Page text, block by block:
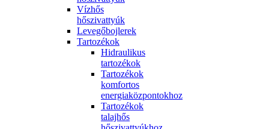
Vízhős
hőszivattyúk
Levegőbojlerek
Tartozékok
Hidraulikus
tartozékok
Tartozékok
komfortos
energiaközpontokhoz
Tartozékok
talajhős